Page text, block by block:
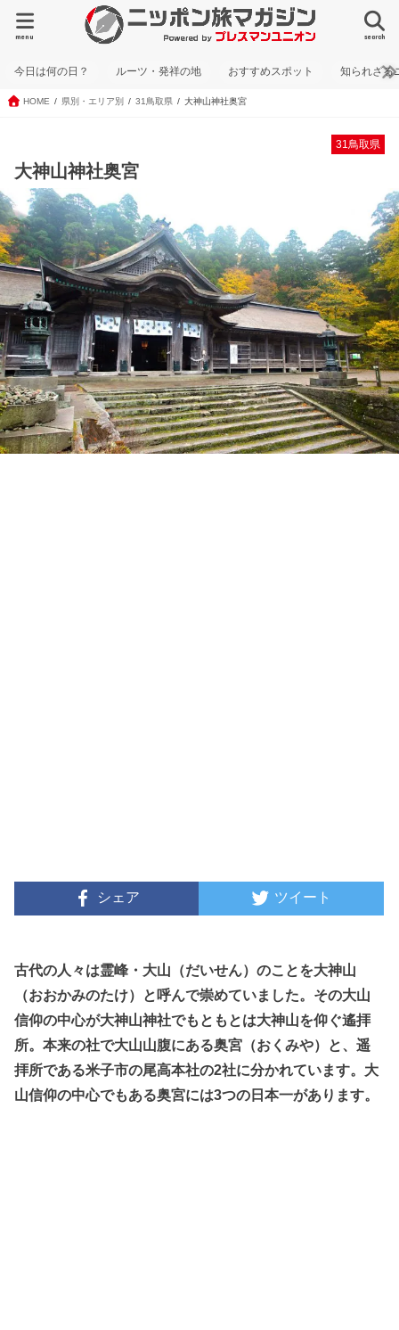
search
menu
今日は何の日？ ルーツ・発祥の地 おすすめスポット 知られざる
HOME 県別・エリア別 31鳥取県 大神山神社奥宮
31鳥取県
大神山神社奥宮
シェア ツイート
古代の人々は霊峰・大山（だいせん）のことを大神山
（おおかみのたけ）と呼んで崇めていました。その大山
信仰の中心が大神山神社でもともとは大神山を仰ぐ遙拝
所。本来の社で大山山腹にある奥宮（おくみや）と、遥
拝所である米子市の尾高本社の2社に分かれています。大
山信仰の中心でもある奥宮には3つの日本一があります。